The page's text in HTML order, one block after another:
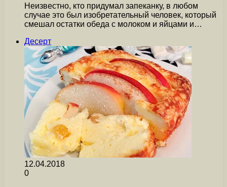
Неизвестно, кто придумал запеканку, в любом
случае это был изобретательный человек, который
смешал остатки обеда с молоком и яйцами и…
Десерт
12.04.2018
0